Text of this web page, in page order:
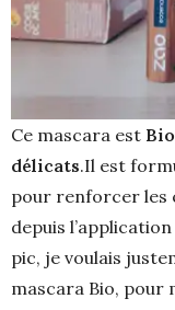
Ce mascara est
délicats.Il est
pour renforcer les
depuis
pic, je voulais
mascara Bio, pour